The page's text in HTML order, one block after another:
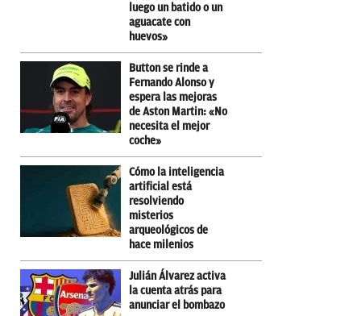
luego un batido o un
aguacate con
huevos»
Button se rinde a
Fernando Alonso y
espera las mejoras
de Aston Martin: «No
necesita el mejor
coche»
Cómo la inteligencia
artificial está
resolviendo
misterios
arqueológicos de
hace milenios
Julián Álvarez activa
la cuenta atrás para
anunciar el bombazo